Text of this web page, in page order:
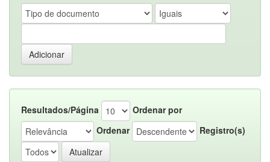
Resultados/Página
Ordenar por
Ordenar
Registro(s)